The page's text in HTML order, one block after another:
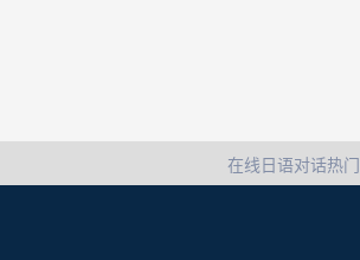
在线日语对话热门